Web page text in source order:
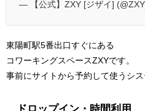
— 【公式】ZXY [ジザイ]
東陽町駅5番出口すぐにある
コワーキングスペースZXYです。
事前にサイトから予約して使うシス
ドロップイン・時間利用